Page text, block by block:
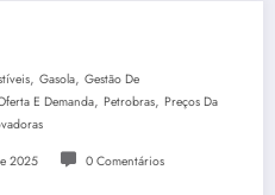
, Gasola, Gestão De
E Demanda, Petrobras, Preços Da
2025 0 Comentários